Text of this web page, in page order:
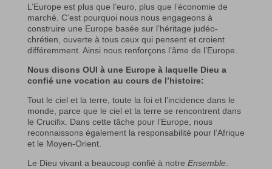
L’Europe est plus que l’euro, plus que l’économie de
marché. C’est pourquoi nous nous engageons à
construire une Europe basée sur l’héritage judéo-
chrétien, ouverte à tous ceux qui pensent et croient
différemment. Ainsi nous renforçons l’âme de l’Europe.
Nous disons OUI à une Europe à laquelle Dieu a
confié une vocation au cours de l’histoire:
Tout le ciel et la terre, toute la foi et l’incidence dans le
monde, parce que le ciel et la terre se rencontrent dans
le Crucifix. Dans cette tâche pour l’Europe, nous
reconnaissons également la responsabilité pour l’Afrique
et le Moyen-Orient.
Le Dieu vivant a beaucoup confié à notre Ensemble.